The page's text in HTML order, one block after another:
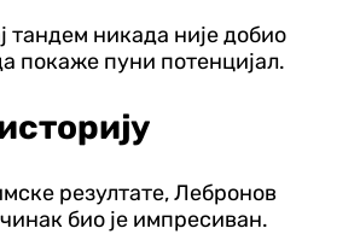
тандем никада није добио
покаже пуни потенцијал.
резултате, Лебронов
био је импресиван.